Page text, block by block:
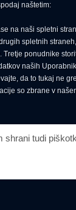
naštetim:
na naši spletni
spletnih
ponudnike
naših
da to tukaj ne
so zbrane v
tudi